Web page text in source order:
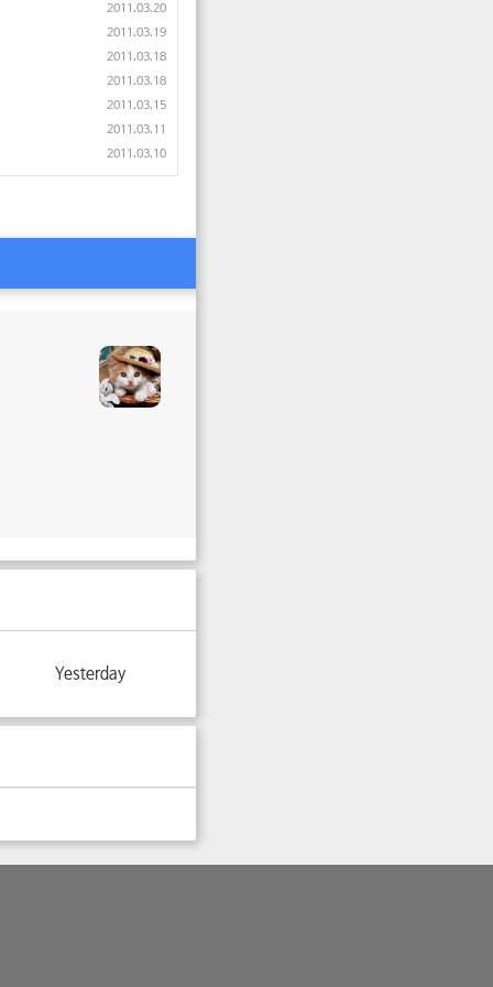
2011.03.20
2011.03.19
2011.03.18
2011.03.18
2011.03.15
2011.03.11
2011.03.10
Yesterday